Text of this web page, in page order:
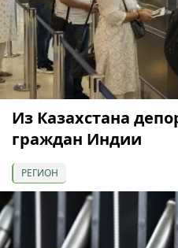
Из Казахстана
граждан Индии
РЕГИОН